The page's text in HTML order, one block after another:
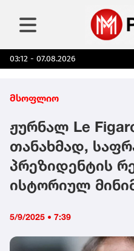
03:12 - 07.08.2026
მსოფლიო
ჟურნალ Le
თანახმად,
პრეზიდენტის
ისტორიულ
5/9/2025 • 7:39